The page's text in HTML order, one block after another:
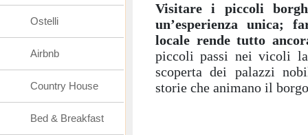
Visitare i piccoli
un’esperienza unica;
locale rende tutto
piccoli passi nei vicoli
scoperta dei palazzi
storie che animano il
Ostelli
Airbnb
Country House
Bed & Breakfast